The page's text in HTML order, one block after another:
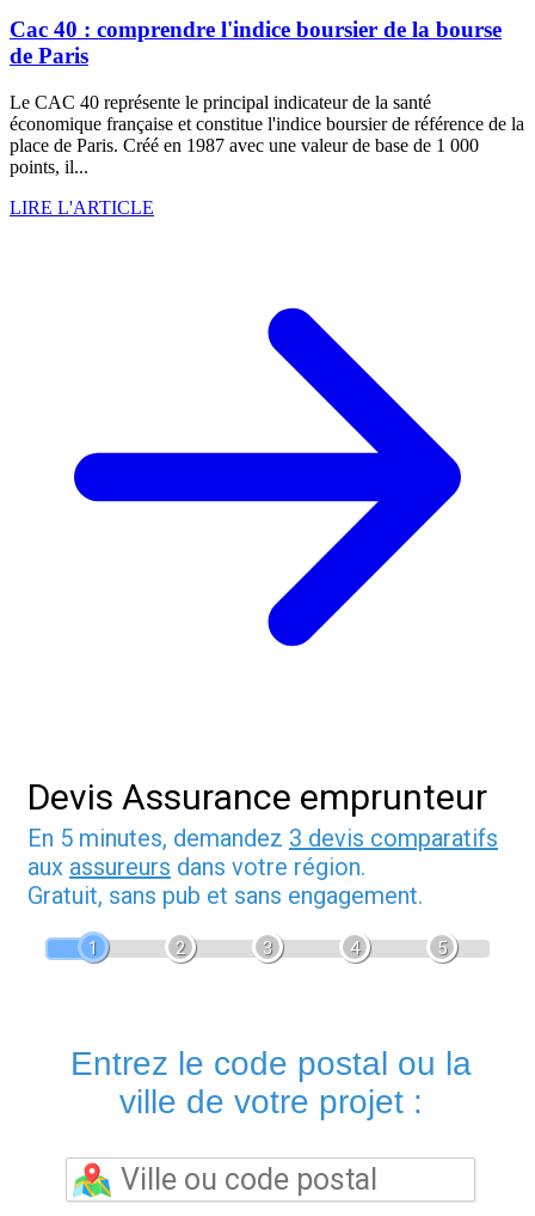
Cac 40 : comprendre l'indice boursier de la bourse
de Paris
Le CAC 40 représente le principal indicateur de la santé
économique française et constitue l'indice boursier de référence de la
place de Paris. Créé en 1987 avec une valeur de base de 1 000
points, il...
LIRE L'ARTICLE
Devis Assurance emprunteur
En 5 minutes, demandez 3 devis comparatifs
aux assureurs dans votre région.
Gratuit, sans pub et sans engagement.
1 2 3 4 5
Entrez le code postal ou la
ville de votre projet :